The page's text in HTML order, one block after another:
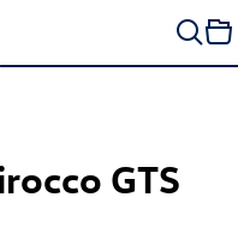
GTS